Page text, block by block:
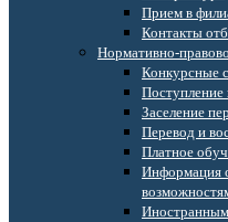
Прием в
Контакты
Нормативно-
Конкурсные
Поступление
Заселение
Перевод и
Платное
Информация